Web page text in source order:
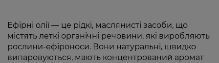
Ефірні олії — це рідкі, маслянисті засоби, що
містять леткі органічні речовини, які виробляють
рослини-ефіроноси. Вони натуральні, швидко
випаровуються, мають концентрований аромат